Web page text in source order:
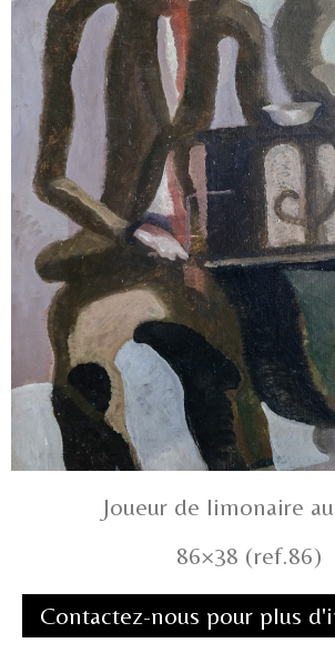
Joueur de limonaire
86×38 (ref.86)
Contactez-nous pour plus